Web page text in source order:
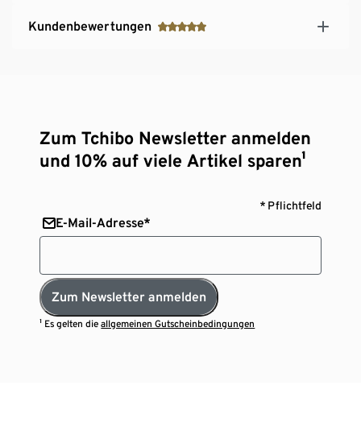
Kundenbewertungen
Zum Tchibo Newsletter anmelden
und 10% auf viele Artikel sparen¹
* Pflichtfeld
E-Mail-Adresse*
Zum Newsletter anmelden
¹ Es gelten dieallgemeinen Gutscheinbedingungen